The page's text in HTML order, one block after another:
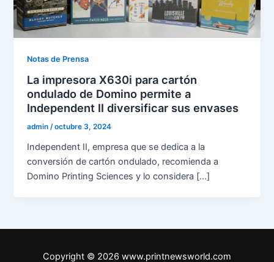
Notas de Prensa
La impresora X630i para cartón
ondulado de Domino permite a
Independent II diversificar sus envases
admin/octubre 3, 2024
Independent II, empresa que se dedica a la
conversión de cartón ondulado, recomienda a
Domino Printing Sciences y lo considera […]
Copyright © 2026 www.printnewsworld.com